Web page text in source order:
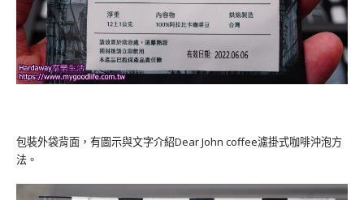
包裝外袋背面，有圖示與文字介紹Dear John coffee濾掛式咖啡沖泡方
法。